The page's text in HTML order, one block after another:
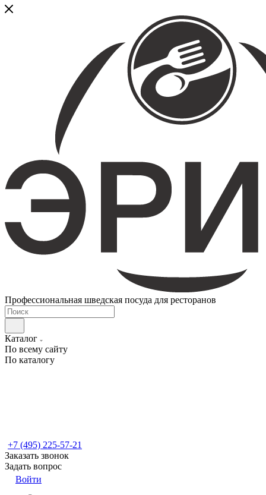
Профессиональная шведская посуда для ресторанов
Каталог
По всему сайту
По каталогу
+7 (495) 225-57-21
Заказать звонок
Задать вопрос
Войти